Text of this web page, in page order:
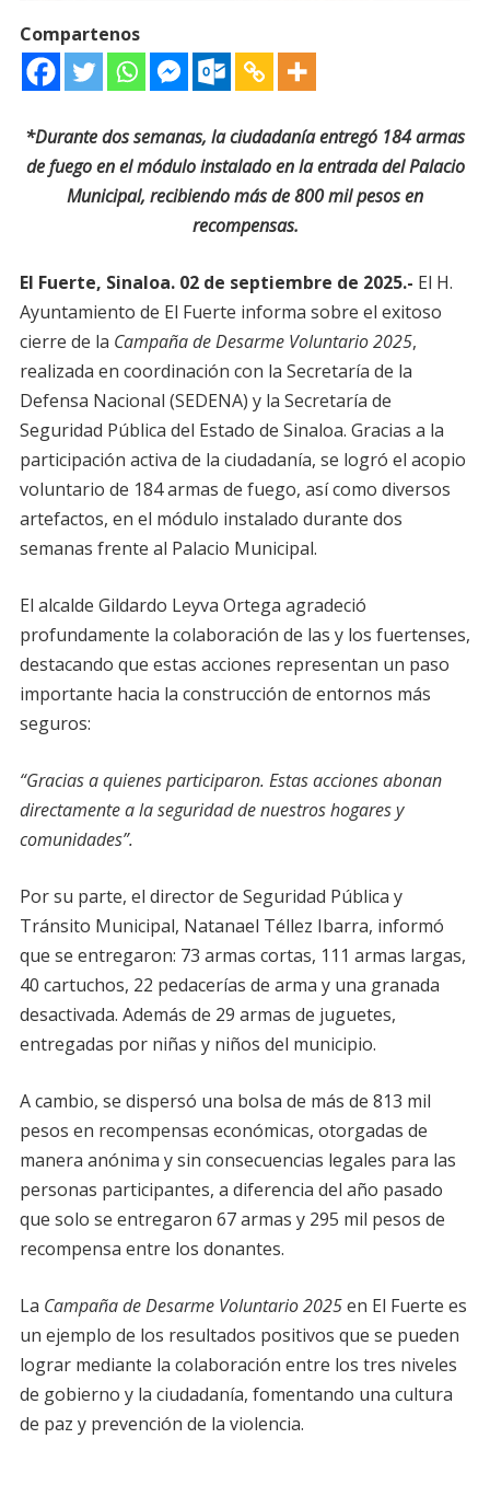
Compartenos
*Durante dos semanas, la ciudadanía entregó 184 armas
de fuego en el módulo instalado en la entrada del Palacio
Municipal, recibiendo más de 800 mil pesos en
recompensas.
El Fuerte, Sinaloa. 02 de septiembre de 2025.- El H.
Ayuntamiento de El Fuerte informa sobre el exitoso
cierre de la Campaña de Desarme Voluntario 2025,
realizada en coordinación con la Secretaría de la
Defensa Nacional (SEDENA) y la Secretaría de
Seguridad Pública del Estado de Sinaloa. Gracias a la
participación activa de la ciudadanía, se logró el acopio
voluntario de 184 armas de fuego, así como diversos
artefactos, en el módulo instalado durante dos
semanas frente al Palacio Municipal.
El alcalde Gildardo Leyva Ortega agradeció
profundamente la colaboración de las y los fuertenses,
destacando que estas acciones representan un paso
importante hacia la construcción de entornos más
seguros:
“Gracias a quienes participaron. Estas acciones abonan
directamente a la seguridad de nuestros hogares y
comunidades”.
Por su parte, el director de Seguridad Pública y
Tránsito Municipal, Natanael Téllez Ibarra, informó
que se entregaron: 73 armas cortas, 111 armas largas,
40 cartuchos, 22 pedacerías de arma y una granada
desactivada. Además de 29 armas de juguetes,
entregadas por niñas y niños del municipio.
A cambio, se dispersó una bolsa de más de 813 mil
pesos en recompensas económicas, otorgadas de
manera anónima y sin consecuencias legales para las
personas participantes, a diferencia del año pasado
que solo se entregaron 67 armas y 295 mil pesos de
recompensa entre los donantes.
La Campaña de Desarme Voluntario 2025en El Fuerte es
un ejemplo de los resultados positivos que se pueden
lograr mediante la colaboración entre los tres niveles
de gobierno y la ciudadanía, fomentando una cultura
de paz y prevención de la violencia.